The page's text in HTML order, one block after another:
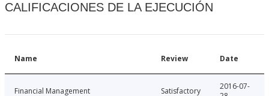
CALIFICACIONES DE LA EJECUCIÓN
Name Review Date
Financial Management Satisfactory
2016-07-